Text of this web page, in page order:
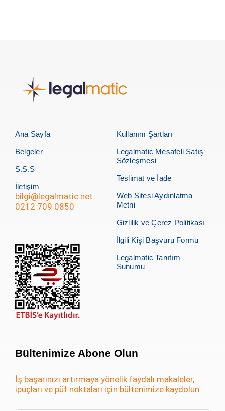
Ana Sayfa
Belgeler
S.S.S
İletişim
bilgi@legalmatic.net
0212 709 0850
Kullanım Şartları
Legalmatic Mesafeli Satış
Sözleşmesi
Teslimat ve İade
Web Sitesi Aydınlatma
Metni
Gizlilik ve Çerez Politikası
İlgili Kişi Başvuru Formu
Legalmatic Tanıtım
Sunumu
Bültenimize Abone Olun
İş başarınızı artırmaya yönelik faydalı makaleler,
ipuçları ve püf noktaları için bültenimize kaydolun